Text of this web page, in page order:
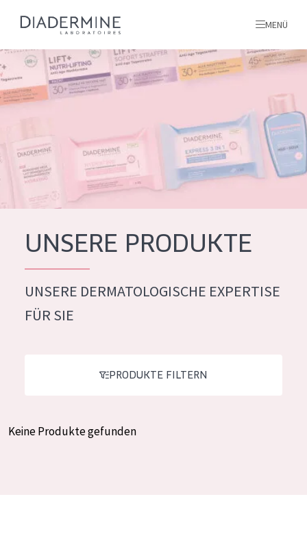
PRODUKTTYP
Feuchtigkeit und Ausstrahlung
Hautregeneration
PRODUKTTYP
ALLE PRODUKTE
Alle produkte
MENÜ
inhaltsstoffe
Über uns
Inspiration
Kontakt
French
UNSERE PRODUKTE
UNSERE DERMATOLOGISCHE EXPERTISE
FÜR SIE
PRODUKTE FILTERN
Keine Produkte gefunden